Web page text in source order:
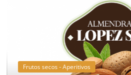
Frutos secos - Aperitivos